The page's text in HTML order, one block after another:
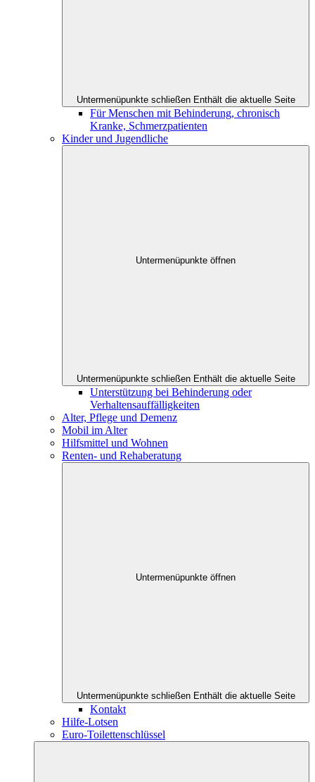
Untermenüpunkte schließen Enthält die aktuelle Seite
Für Menschen mit Behinderung, chronisch
Kranke, Schmerzpatienten
Kinder und Jugendliche
Untermenüpunkte öffnen
Untermenüpunkte schließen Enthält die aktuelle Seite
Unterstützung bei Behinderung oder
Verhaltensauffälligkeiten
Alter, Pflege und Demenz
Mobil im Alter
Hilfsmittel und Wohnen
Renten- und Rehaberatung
Untermenüpunkte öffnen
Untermenüpunkte schließen Enthält die aktuelle Seite
Kontakt
Hilfe-Lotsen
Euro-Toilettenschlüssel